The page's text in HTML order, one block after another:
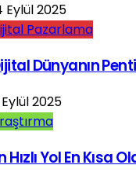
Eylül 2025
Pazarlama
Dünyanın
2025
Hızlı Yol En Kısa